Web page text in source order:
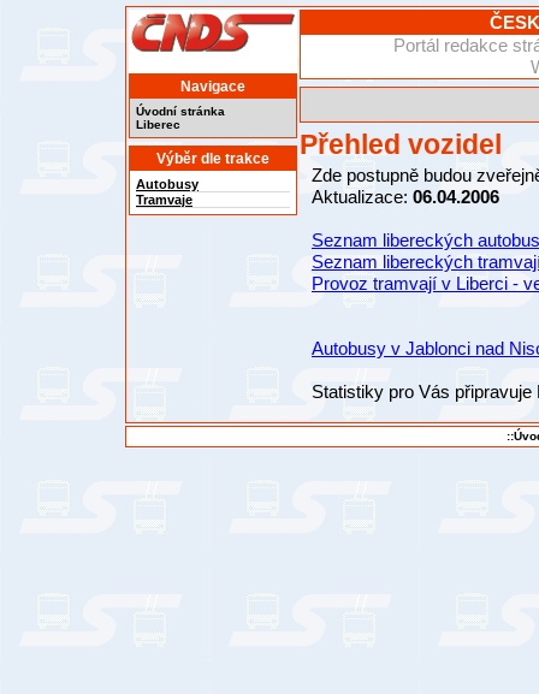
Navigace
Úvodní stránka
Liberec
Výběr dle trakce
Autobusy
Tramvaje
Portál redakce
Přehled vozidel
Zde postupně budou
Aktualizace: 06.04.2006
Seznam libereckých
Seznam libereckých
Provoz tramvají v Liberci -
Autobusy v Jablonci nad
Statistiky pro Vás